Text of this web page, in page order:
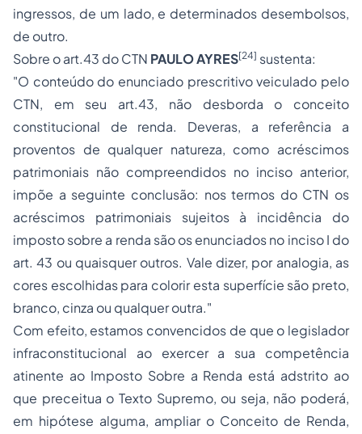
ingressos, de um lado, e determinados desembolsos,
de outro.
Sobre o art.43 do CTN PAULO AYRES[24] sustenta:
"O conteúdo do enunciado prescritivo veiculado pelo
CTN, em seu art.43, não desborda o conceito
constitucional de renda. Deveras, a referência a
proventos de qualquer natureza, como acréscimos
patrimoniais não compreendidos no inciso anterior,
impõe a seguinte conclusão: nos termos do CTN os
acréscimos patrimoniais sujeitos à incidência do
imposto sobre a renda são os enunciados no inciso I do
art. 43 ou quaisquer outros. Vale dizer, por analogia, as
cores escolhidas para colorir esta superfície são preto,
branco, cinza ou qualquer outra."
Com efeito, estamos convencidos de que o legislador
infraconstitucional ao exercer a sua competência
atinente ao Imposto Sobre a Renda está adstrito ao
que preceitua o Texto Supremo, ou seja, não poderá,
em hipótese alguma, ampliar o Conceito de Renda,